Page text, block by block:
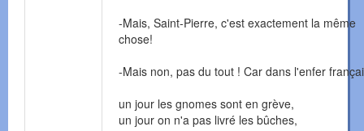
-Mais, Saint-Pierre, c'est exactement la même
chose!
-Mais non, pas du tout ! Car dans l'enfer
un jour les gnomes sont en grève,
un jour on n'a pas livré les bûches,